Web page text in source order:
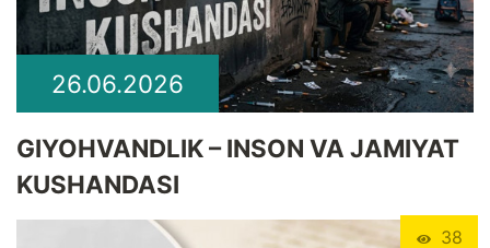
26.06.2026
GIYOHVANDLIK – INSON VA JAMIYAT
KUSHANDASI
38